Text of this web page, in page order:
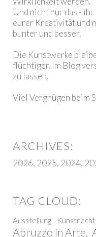
Und nicht nur das -
eurer Kreativität und
bunter und besser.
Die Kunstwerke
flüchtiger. Im Blog
zu lassen.
Viel Vergnügen beim
2026 2025 2024
Ausstellung Kunstnacht
Abruzzo in Arte